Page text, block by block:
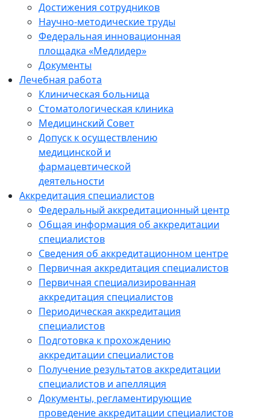
Достижения сотрудников
Научно-методические труды
Федеральная инновационная
площадка «Медлидер»
Документы
Лечебная работа
Клиническая больница
Стоматологическая клиника
Медицинский Совет
Допуск к осуществлению
медицинской и
фармацевтической
деятельности
Аккредитация специалистов
Федеральный аккредитационный центр
Общая информация об аккредитации
специалистов
Сведения об аккредитационном центре
Первичная аккредитация специалистов
Первичная специализированная
аккредитация специалистов
Периодическая аккредитация
специалистов
Подготовка к прохождению
аккредитации специалистов
Получение результатов аккредитации
специалистов и апелляция
Документы, регламентирующие
проведение аккредитации специалистов